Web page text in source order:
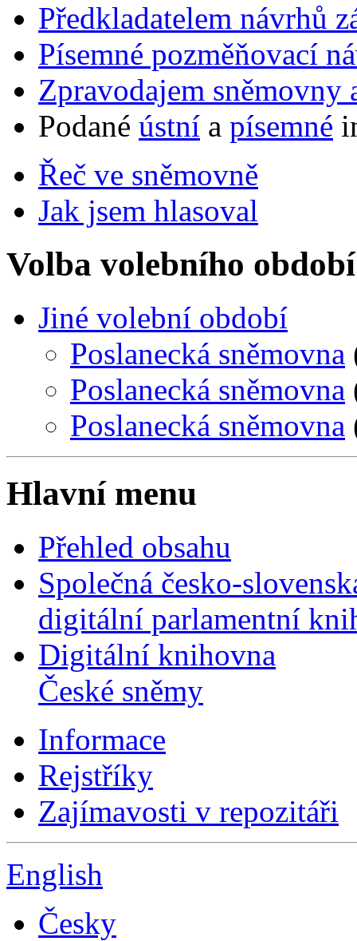
Předkladatelem návrhů
Písemné pozměňovací
Zpravodajem
Podané ústní a písemné
Řeč ve sněmovně
Jak jsem hlasoval
Volba volebního období
Jiné volební období
Poslanecká sněmovna
Poslanecká sněmovna
Poslanecká sněmovna
Hlavní menu
Přehled obsahu
Společná česko-
digitální parlamentní
Digitální knihovna
České sněmy
Informace
Rejstříky
Zajímavosti v repozitáři
English
Česky